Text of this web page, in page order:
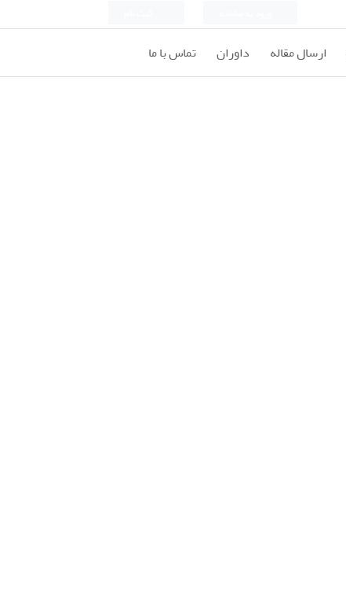
ارسال مقاله داوران تماس با ما